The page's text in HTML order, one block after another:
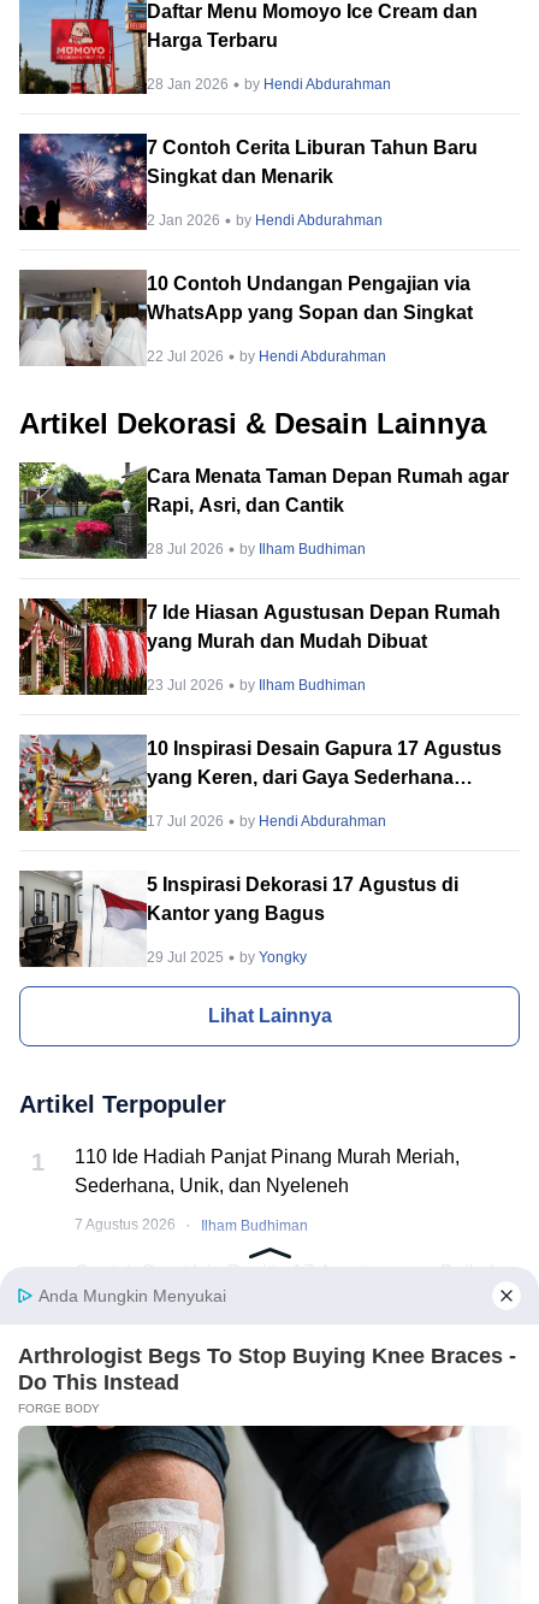
Daftar Menu Momoyo Ice Cream dan
Harga Terbaru
28 Jan 2026 by Hendi Abdurahman
7 Contoh Cerita Liburan Tahun Baru
Singkat dan Menarik
2 Jan 2026 by Hendi Abdurahman
10 Contoh Undangan Pengajian via
WhatsApp yang Sopan dan Singkat
22 Jul 2026 by Hendi Abdurahman
Artikel Dekorasi & Desain Lainnya
Cara Menata Taman Depan Rumah agar
Rapi, Asri, dan Cantik
28 Jul 2026 by Ilham Budhiman
7 Ide Hiasan Agustusan Depan Rumah
yang Murah dan Mudah Dibuat
23 Jul 2026 by Ilham Budhiman
10 Inspirasi Desain Gapura 17 Agustus
yang Keren, dari Gaya Sederhana
17 Jul 2026 by Hendi Abdurahman
5 Inspirasi Dekorasi 17 Agustus di
Kantor yang Bagus
29 Jul 2025 byYongky
Lihat Lainnya
Artikel Terpopuler
1
110 Ide Hadiah Panjat Pinang Murah Meriah,
Sederhana, Unik, dan Nyeleneh
7 Agustus 2026 · Ilham Budhiman
Benar
3
Inspirasi Rumah Minimalis Modern yang Nyaman
dan Hemat Ruang, Begini Cara Merancangnya!
6 Agustus 2026·Ilham Budhiman
13 Puisi tentang Kemerdekaan Indonesia Penuh
Makna dan Menyentuh Hati
5 Agustus 2026· alya
✕ Close Ads